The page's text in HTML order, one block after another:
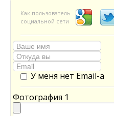
Как пользователь
социальной сети
У меня нет Email-а
Фотография 1